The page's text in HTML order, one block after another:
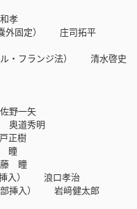
孝
嚢外固定） 庄司拓平
ル・フランジ法） 清水啓史
野一矢
奥道秀明
正樹
瞳
藤 瞳
挿入） 浪口孝治
部挿入） 岩﨑健太郎